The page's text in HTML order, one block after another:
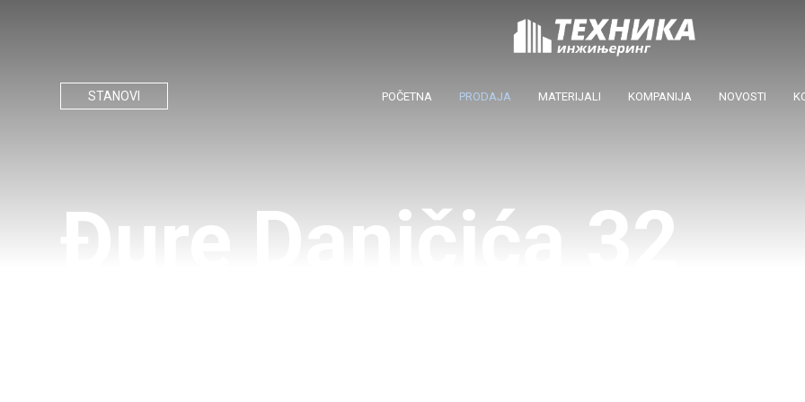
Đure Daničića 32
STANOVI POČETNA PRODAJA MATERIJALI KOMPANIJA NOVOSTI